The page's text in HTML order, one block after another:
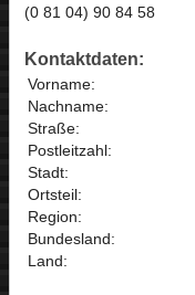
(0 81 04) 90 84 58
Kontaktdaten:
Vorname:
Nachname:
Straße:
Postleitzahl:
Stadt:
Ortsteil:
Region:
Bundesland:
Land: